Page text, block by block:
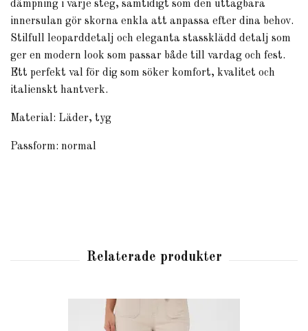
dämpning i varje steg, samtidigt som den uttagbara
innersulan gör skorna enkla att anpassa efter dina behov.
Stilfull leoparddetalj och eleganta stassklädd detalj som
ger en modern look som passar både till vardag och fest.
Ett perfekt val för dig som söker komfort, kvalitet och
italienskt hantverk.
Material: Läder, tyg
Passform: normal